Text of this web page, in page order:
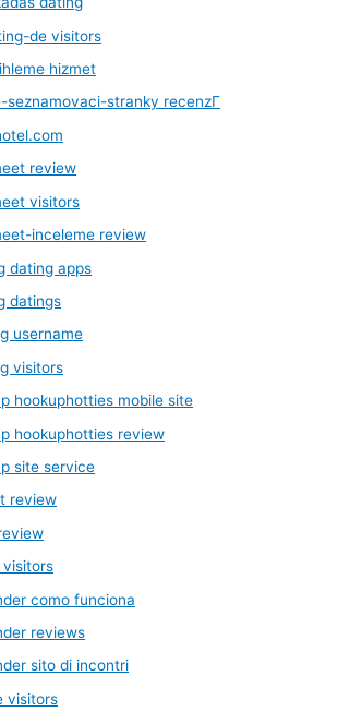
de visitors
hizmet
seznamovaci-stranky recenzГ­
review
visitors
inceleme review
dating apps
datings
username
visitors
hookuphotties mobile site
hookuphotties review
site service
review
visitors
como funciona
reviews
sito di incontri
visitors